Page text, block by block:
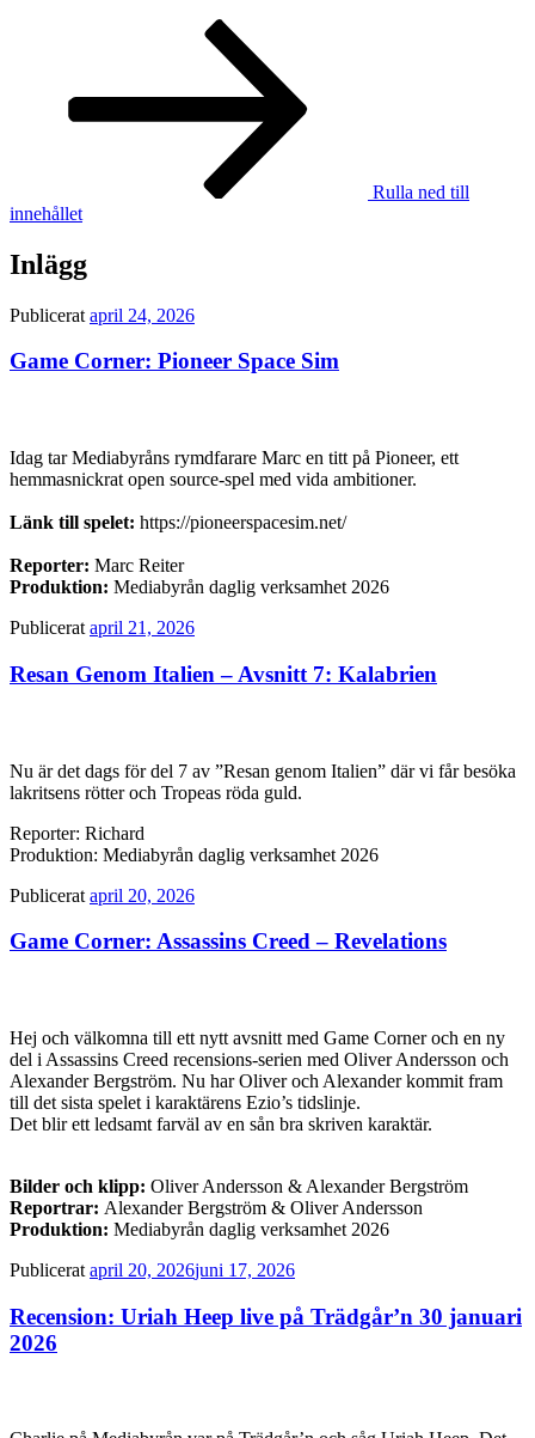
Rulla ned till
innehållet
Inlägg
Publicerat april 24, 2026
Game Corner: Pioneer Space Sim
Idag tar Mediabyråns rymdfarare Marc en titt på Pioneer, ett
hemmasnickrat open source-spel med vida ambitioner.
Länk till spelet: https://pioneerspacesim.net/
Reporter: Marc Reiter
Produktion: Mediabyrån daglig verksamhet 2026
Publicerat april 21, 2026
Resan Genom Italien – Avsnitt 7: Kalabrien
Nu är det dags för del 7 av ”Resan genom Italien” där vi får besöka
lakritsens rötter och Tropeas röda guld.
Reporter: Richard
Produktion: Mediabyrån daglig verksamhet 2026
Publicerat april 20, 2026
Game Corner: Assassins Creed – Revelations
Hej och välkomna till ett nytt avsnitt med Game Corner och en ny
del i Assassins Creed recensions-serien med Oliver Andersson och
Alexander Bergström. Nu har Oliver och Alexander kommit fram
till det sista spelet i karaktärens Ezio’s tidslinje.
Det blir ett ledsamt farväl av en sån bra skriven karaktär.
Bilder och klipp: Oliver Andersson & Alexander Bergström
Reportrar: Alexander Bergström & Oliver Andersson
Produktion: Mediabyrån daglig verksamhet 2026
Publicerat april 20, 2026juni 17, 2026
Recension: Uriah Heep live på Trädgår’n 30 januari
2026